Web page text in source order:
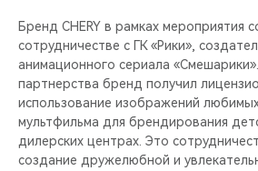
Бренд CHERY в рамках мероприятия
сотрудничестве с ГК «Рики»,
анимационного сериала
партнерства бренд получил
использование изображений
мультфильма для брендирования
дилерских центрах. Это
создание дружелюбной и